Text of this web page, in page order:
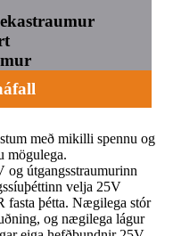
með mikilli spennu og
mögulega.
og útgangsstraumurinn
velja 25V
fasta þétta. Nægilega stór
og nægilega lágur